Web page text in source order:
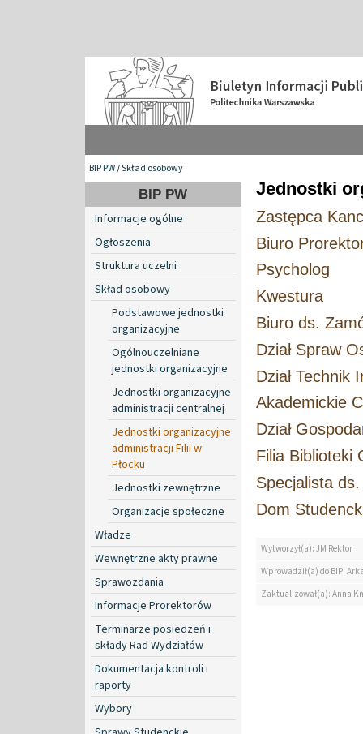
BIP PW/Skład osobowy
BIP PW
Informacje ogólne
Ogłoszenia
Struktura uczelni
Skład osobowy
Podstawowe jednostki
organizacyjne
Ogólnouczelniane
jednostki organizacyjne
Jednostki organizacyjne
administracji centralnej
Jednostki organizacyjne
administracji Filii w
Płocku
Jednostki zewnętrzne
Organizacje społeczne
Władze
Wewnętrzne akty prawne
Sprawozdania
Informacje Prorektorów
Terminarze posiedzeń i
składy Rad Wydziałów
Dokumentacja kontroli i
raporty
Wybory
Jednostki
Zastępca
Biuro
Psycholog
Kwestura
Biuro ds.
Dział Spraw
Dział Technik
Akademickie
Dział
Filia Biblioteki
Specjalista
Dom
Wytworzył(a): JM Rektor
Wprowadził(a) do BIP:
Zaktualizował(a): Anna